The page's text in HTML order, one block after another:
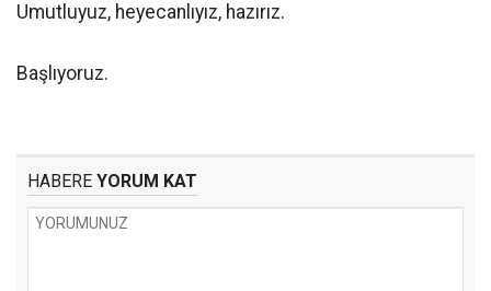
Umutluyuz, heyecanlıyız, hazırız.
Başlıyoruz.
HABERE YORUM KAT